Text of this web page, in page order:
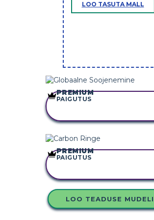
LOO TASUTA MALL
KOPEERIGE SEE
PREMIUM
PAIGUTUS
KOPEERIGE SEE
PREMIUM
PAIGUTUS
LOO TEADUSE